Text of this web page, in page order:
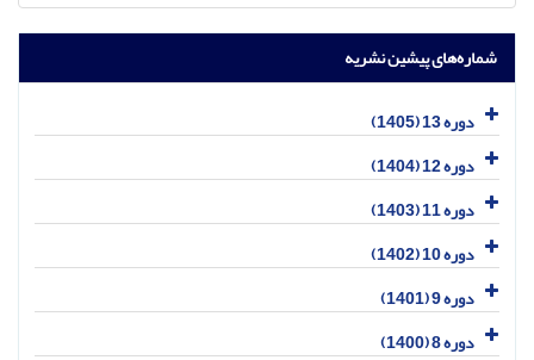
شماره‌های پیشین نشریه
دوره 13 (1405)
دوره 12 (1404)
دوره 11 (1403)
دوره 10 (1402)
دوره 9 (1401)
دوره 8 (1400)